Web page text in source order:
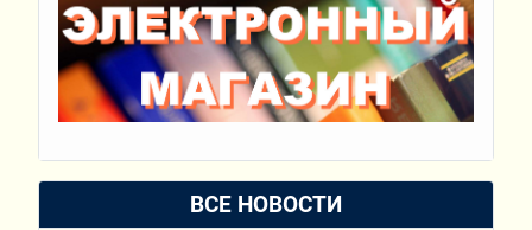
ВСЕ НОВОСТИ